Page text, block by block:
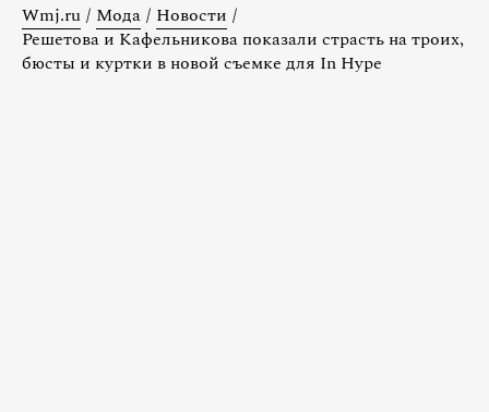
Wmj.ru / Мода / Новости /
Решетова и Кафельникова показали страсть на троих,
бюсты и куртки в новой съемке для In Hype